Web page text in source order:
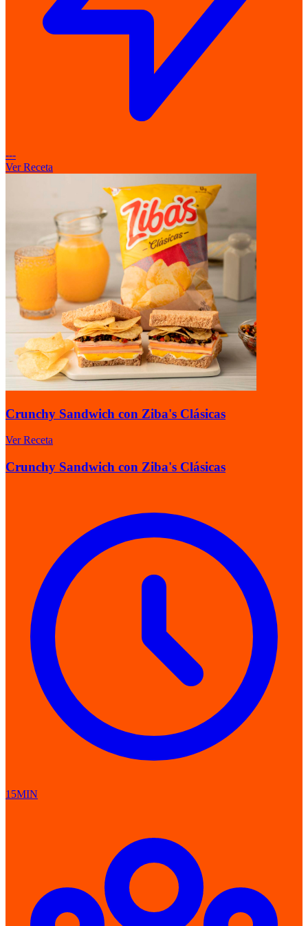
---
Ver Receta
Crunchy Sandwich con Ziba's Clásicas
Ver Receta
Crunchy Sandwich con Ziba's Clásicas
15MIN